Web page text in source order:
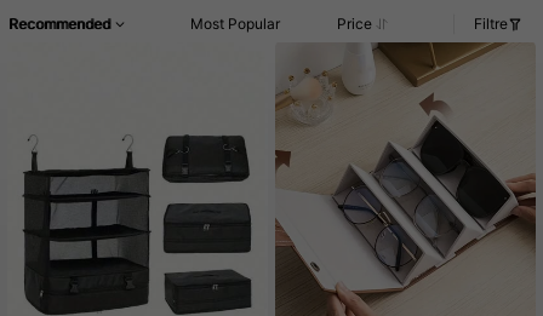
Recommended Most Popular Price Filtre